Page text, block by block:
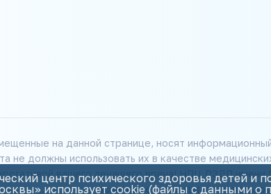
на данной странице, носят
не должны использовать их в качестве
вашего лечащего врача! НПЦ ПЗДП
возникшие в результате
центр психического здоровья детей и
использует cookie (файлы с данными